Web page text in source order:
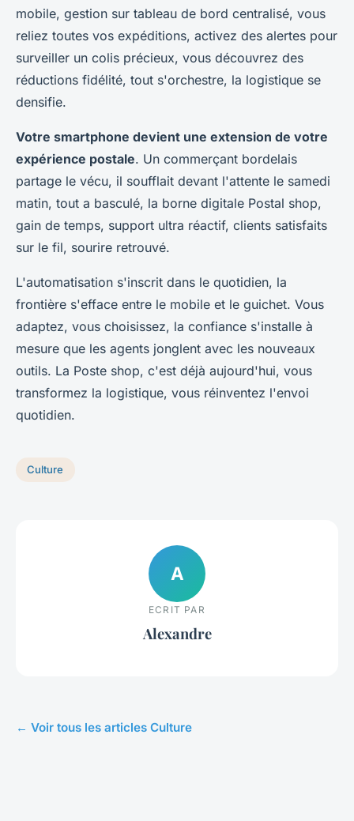
mobile, gestion sur tableau de bord centralisé, vous
reliez toutes vos expéditions, activez des alertes pour
surveiller un colis précieux, vous découvrez des
réductions fidélité, tout s'orchestre, la logistique se
densifie.
Votre smartphone devient une extension de votre
expérience postale. Un commerçant bordelais
partage le vécu, il soufflait devant l'attente le samedi
matin, tout a basculé, la borne digitale Postal shop,
gain de temps, support ultra réactif, clients satisfaits
sur le fil, sourire retrouvé.
L'automatisation s'inscrit dans le quotidien, la
frontière s'efface entre le mobile et le guichet. Vous
adaptez, vous choisissez, la confiance s'installe à
mesure que les agents jonglent avec les nouveaux
outils. La Poste shop, c'est déjà aujourd'hui, vous
transformez la logistique, vous réinventez l'envoi
quotidien.
Culture
A
ECRIT PAR
Alexandre
← Voir tous les articles Culture